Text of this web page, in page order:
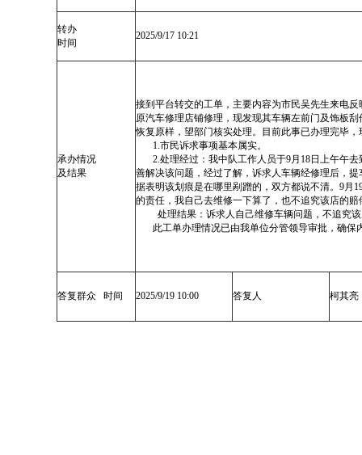
转办
时间
2025/9/17 10:21
承办情况
及结果
接到平台转交的工单，主要内容为市民吴先生来电
原汽车修理店铺修理，现发现其车辆左前门及饰板
恢复原样，望部门核实处理。目前此事已办理完毕
1.市民诉求事项基本属实。
2.处理经过：我中队工作人员于9月18日上午午去
善解决该问题，经过了解，诉求人车辆经修理后，
据表明该划痕是在哪里剐蹭的，双方都说不清。9月
的责任，我自己去维修一下算了，也不追究该店的赔
处理结果：诉求人自己维修车辆问题，不追究
此工单办理情况已由我单位分管领导审批，确保
答复群众 时间 2025/9/19 10:00 答复人 柯其亮